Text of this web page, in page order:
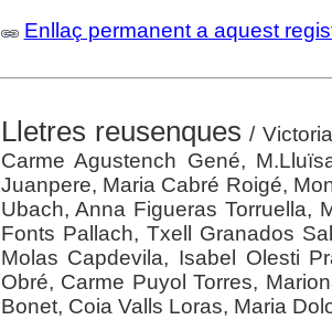
Enllaç permanent a aquest
Lletres reusenques /
Carme Agustench Gené,
Juanpere, Maria Cabré Roigé,
Ubach, Anna Figueras Torruella,
Fonts Pallach, Txell Granados
Molas Capdevila, Isabel Olesti
Obré, Carme Puyol Torres,
Bonet, Coia Valls Loras, Maria